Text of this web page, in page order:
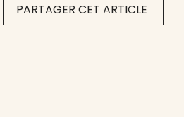
PARTAGER CET ARTICLE